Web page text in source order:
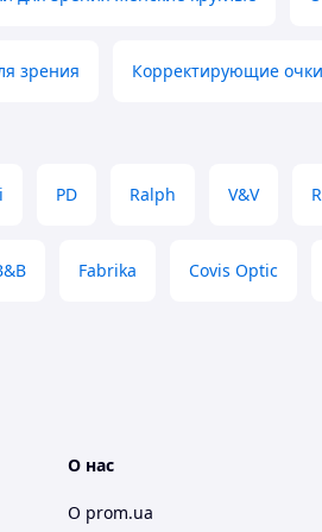
зрения Корректирующие
PD Ralph V&V
Fabrika Covis Optic
О нас
О prom.ua